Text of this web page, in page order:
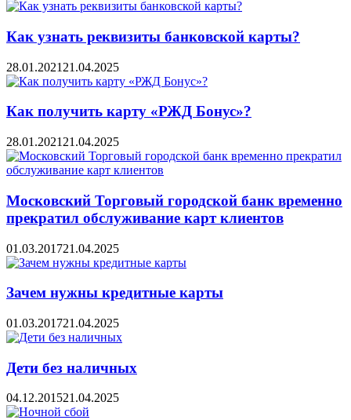
Как узнать реквизиты банковской карты?
28.01.2021 21.04.2025
Как получить карту «РЖД Бонус»?
28.01.2021 21.04.2025
Московский Торговый городской банк временно
прекратил обслуживание карт клиентов
01.03.201721.04.2025
Зачем нужны кредитные карты
01.03.201721.04.2025
Дети без наличных
04.12.201521.04.2025